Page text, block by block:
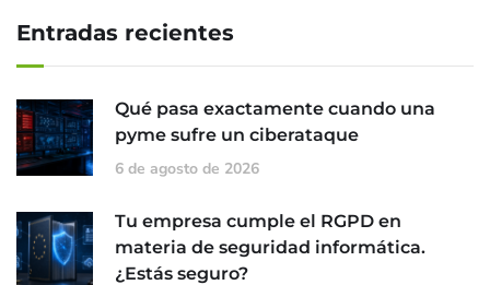
Entradas recientes
Qué pasa exactamente cuando una
pyme sufre un ciberataque
6 de agosto de 2026
Tu empresa cumple el RGPD en
materia de seguridad informática.
¿Estás seguro?